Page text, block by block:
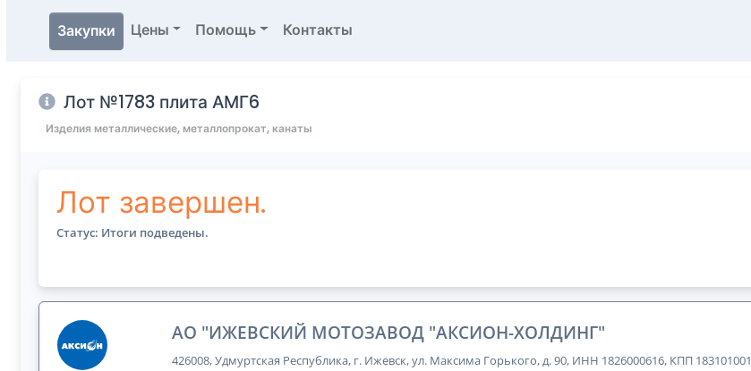
Закупки Цены Помощь Контакты
Лот №1783 плита АМГ6
Изделия металлические, металлопрокат, канаты
Лот завершен.
Статус: Итоги подведены.
АО "ИЖЕВСКИЙ МОТОЗАВОД "АКСИОН-ХОЛДИНГ"
426008, Удмуртская Республика, г. Ижевск, ул. Максима Горького, д. 90, ИНН 1826000616, КПП 183101001